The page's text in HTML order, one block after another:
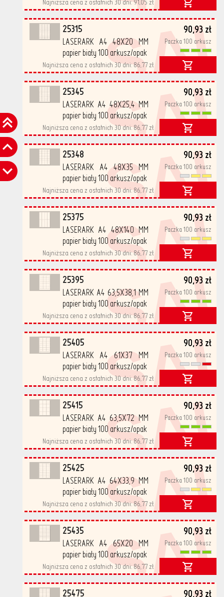
Najniższa cena z ostatnich 30 dni:91,05 zł
25315 90,93 zł
LASERARK A4 48X20 MM
papier biały 100 arkusz/opak
Najniższa cena z ostatnich 30 dni:86,77 zł
Paczka 100 arkusz
25345 90,93 zł
LASERARK A4 48X25,4 MM
papier biały 100 arkusz/opak
Najniższa cena z ostatnich 30 dni:86,77 zł
Paczka 100 arkusz
25348 90,93 zł
LASERARK A4 48X35 MM
papier biały 100 arkusz/opak
Najniższa cena z ostatnich 30 dni:86,77 zł
Paczka 100 arkusz
25375 90,93 zł
LASERARK A4 48X140 MM
papier biały 100 arkusz/opak
Najniższa cena z ostatnich 30 dni:86,77 zł
Paczka 100 arkusz
25395 90,93 zł
LASERARK A4 63,5X38,1 MM
papier biały 100 arkusz/opak
Najniższa cena z ostatnich 30 dni:86,77 zł
Paczka 100 arkusz
25405 90,93 zł
LASERARK A4 61X37 MM
papier biały 100 arkusz/opak
Najniższa cena z ostatnich 30 dni:86,77 zł
Paczka 100 arkusz
25415 90,93 zł
LASERARK A4 63,5X72 MM
papier biały 100 arkusz/opak
Najniższa cena z ostatnich 30 dni:86,77 zł
Paczka 100 arkusz
25425 90,93 zł
LASERARK A4 64X33,9 MM
papier biały 100 arkusz/opak
Najniższa cena z ostatnich 30 dni:86,77 zł
Paczka 100 arkusz
25435 90,93 zł
LASERARK A4 65X20 MM
papier biały 100 arkusz/opak
Najniższa cena z ostatnich 30 dni:86,77 zł
Paczka 100 arkusz
25475 90,93 zł